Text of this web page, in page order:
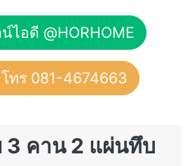
ไอดี @HORHOME
ทร 081-4674663
3 คาน 2 แผ่นทึบ